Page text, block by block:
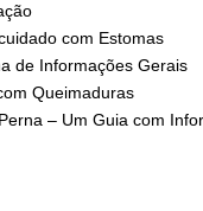
com Estomas
de Informações Gerais
Queimaduras
– Um Guia com